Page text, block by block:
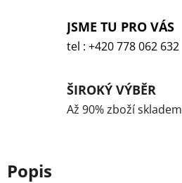
JSME TU PRO VÁS
tel : +420 778 062 632
ŠIROKÝ VÝBĚR
Až 90% zboží skladem
Popis